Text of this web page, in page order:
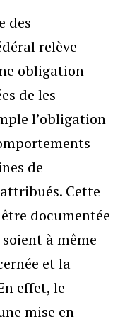
des
relève
obligation
de les
l’obligation
de
Cette
documentée
à même
et la
effet, le
mise en